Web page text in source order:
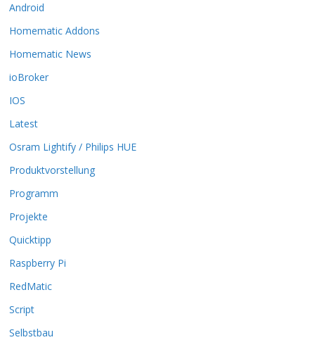
e
p
t
o
n
n
k
n
e
n
u
f
e
r
r
Android
Homematic Addons
Homematic News
ioBroker
IOS
Latest
Osram Lightify / Philips HUE
Produktvorstellung
Programm
Projekte
Quicktipp
Raspberry Pi
RedMatic
Script
Selbstbau